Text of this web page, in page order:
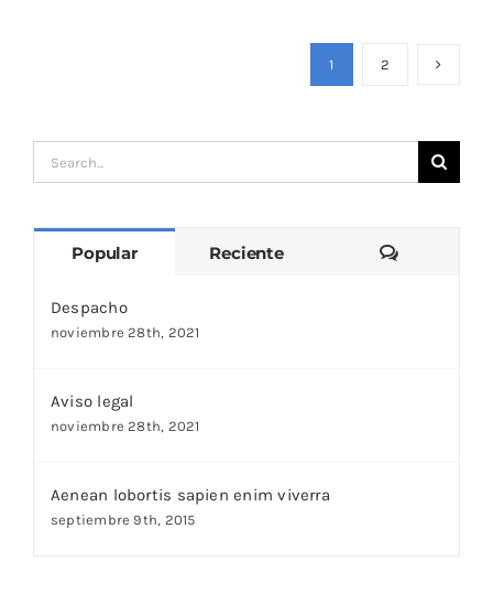
1 2
Search
for:
Popular Reciente
Despacho
noviembre 28th, 2021
Aviso legal
noviembre 28th, 2021
Aenean lobortis sapien enim viverra
septiembre 9th, 2015